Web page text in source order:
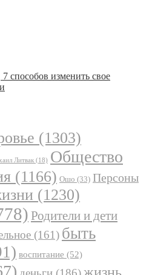
7 способов изменить свое
(1303)
Литвак (18) Общество
(1166) Ошо (33) Персоны
(1230)
Родители и дети
(161) быть
воспитание (52)